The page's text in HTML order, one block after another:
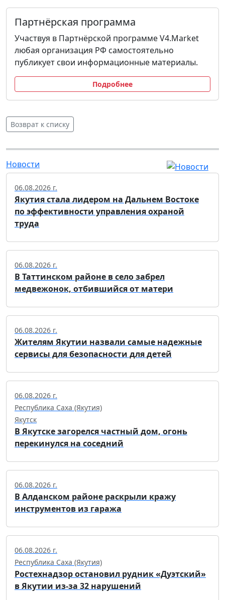
Партнёрская программа
Участвуя в Партнёрской программе V4.Market
любая организация РФ самостоятельно
публикует свои информационные материалы.
Подробнее
Возврат к списку
Новости
06.08.2026 г.
Якутия стала лидером на Дальнем Востоке
по эффективности управления охраной
труда
06.08.2026 г.
В Таттинском районе в село забрел
медвежонок, отбившийся от матери
06.08.2026 г.
Жителям Якутии назвали самые надежные
сервисы для безопасности для детей
06.08.2026 г.
Республика Саха (Якутия)
Якутск
В Якутске загорелся частный дом, огонь
перекинулся на соседний
06.08.2026 г.
В Алданском районе раскрыли кражу
инструментов из гаража
06.08.2026 г.
Республика Саха (Якутия)
Ростехнадзор остановил рудник «Дуэтский»
в Якутии из-за 32 нарушений